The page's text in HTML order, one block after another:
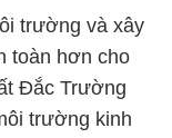
trường và xây
toàn hơn cho
Đắc Trường
trường kinh